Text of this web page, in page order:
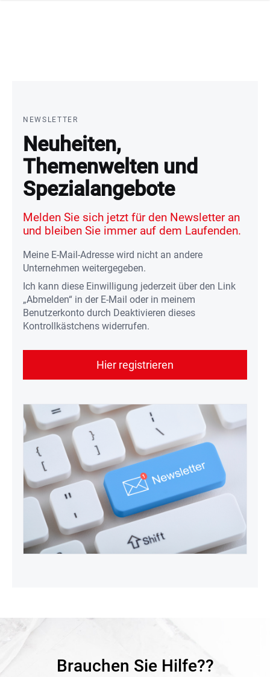
NEWSLETTER
Neuheiten,
Themenwelten und
Spezialangebote
Melden Sie sich jetzt für den Newsletter an
und bleiben Sie immer auf dem Laufenden.
Meine E-Mail-Adresse wird nicht an andere
Unternehmen weitergegeben.
Ich kann diese Einwilligung jederzeit über den Link
„Abmelden“ in der E-Mail oder in meinem
Benutzerkonto durch Deaktivieren dieses
Kontrollkästchens widerrufen.
Hier registrieren
Brauchen Sie Hilfe??